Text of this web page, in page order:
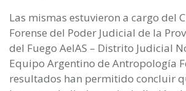
Las mismas estuvieron a cargo del
Forense del Poder Judicial de la
del Fuego AeIAS – Distrito Judicial
Equipo Argentino de Antropología
resultados han permitido concluir